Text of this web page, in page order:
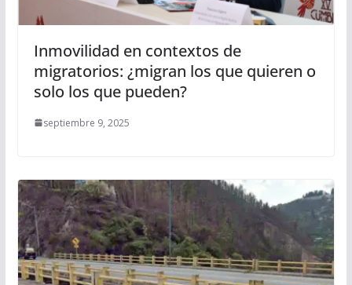
Inmovilidad en contextos de
migratorios: ¿migran los que quieren o
solo los que pueden?
septiembre 9, 2025